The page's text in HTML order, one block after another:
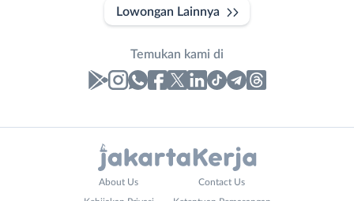
Lowongan Lainnya
Temukan kami di
About Us Contact Us